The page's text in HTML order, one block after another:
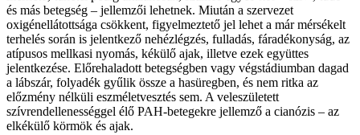
és más betegség – jellemzői lehetnek. Miután a szervezet
oxigénellátottsága csökkent, figyelmeztető jel lehet a már mérsékelt
terhelés során is jelentkező nehézlégzés, fulladás, fáradékonyság, az
atípusos mellkasi nyomás, kékülő ajak, illetve ezek együttes
jelentkezése. Előrehaladott betegségben vagy végstádiumban dagad
a lábszár, folyadék gyűlik össze a hasüregben, és nem ritka az
előzmény nélküli eszméletvesztés sem. A veleszületett
szívrendellenességgel élő PAH-betegekre jellemző a cianózis – az
elkékülő körmök és ajak.